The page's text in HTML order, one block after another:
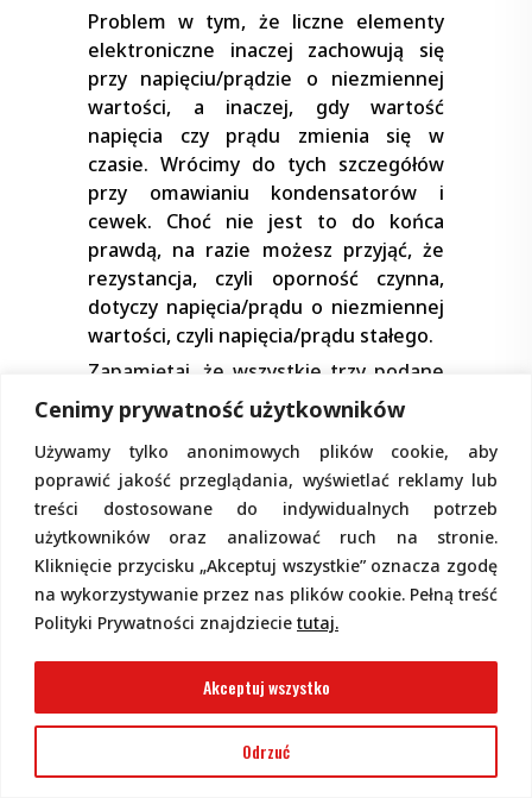
Cenimy prywatność użytkowników
Używamy tylko anonimowych plików cookie, aby
poprawić jakość przeglądania, wyświetlać reklamy lub
treści dostosowane do indywidualnych potrzeb
użytkowników oraz analizować ruch na stronie.
Kliknięcie przycisku „Akceptuj wszystkie” oznacza zgodę
na wykorzystywanie przez nas plików cookie. Pełną treść
Polityki Prywatności znajdziecie tutaj.
Odrzuć
Akceptuj wszystko
Problem w tym, że liczne elementy
elektroniczne inaczej zachowują się
przy napięciu/prądzie o niezmiennej
wartości, a inaczej, gdy wartość
napięcia czy prądu zmienia się w
czasie. Wrócimy do tych szczegółów
przy omawianiu kondensatorów i
cewek. Choć nie jest to do końca
prawdą, na razie możesz przyjąć, że
rezystancja, czyli oporność czynna,
dotyczy napięcia/prądu o niezmiennej
wartości, czyli napięcia/prądu stałego.
Zapamiętaj, że wszystkie trzy podane
rodzaje oporności wyrażamy w omach
(od nazwiska niemieckiego fizyka
Georga Simona Ohma). Oporność 1
oma ma opór, w którym napięcie 1
wolta wywołuje przepływ prądu 1 A: 1
Ω = 1 V / 1 A
Nominał, tolerancja i szeregi
1 om to mała oporność. W układach
elektronicznych stosujemy
produkowane masowo i powszechnie
dostępne, bardzo tanie rezystory o
oporności 0,1 Ω do 22 MΩ (czyli
22000000 Ω), przy czym najczęściej